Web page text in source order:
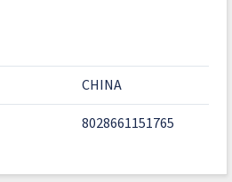
CHINA
8028661151765